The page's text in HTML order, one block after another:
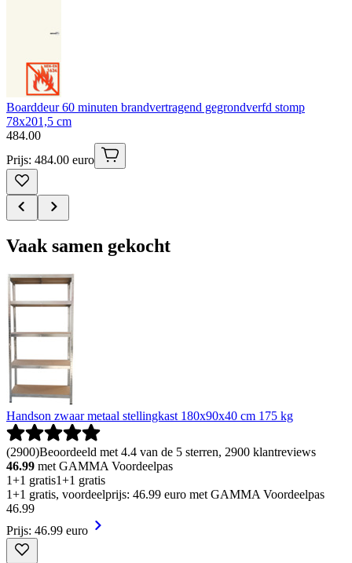
Boarddeur 60 minuten brandvertragend gegrondverfd stomp
78x201,5 cm
484.00
Prijs: 484.00 euro
Vaak samen gekocht
Handson zwaar metaal stellingkast 180x90x40 cm 175 kg
(2900)Beoordeeld met 4.4 van de 5 sterren, 2900 klantreviews
46.99 met GAMMA Voordeelpas
1+1 gratis1+1 gratis
1+1 gratis, voordeelprijs: 46.99 euro met GAMMA Voordeelpas
46.99
Prijs: 46.99 euro